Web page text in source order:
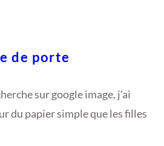
de porte
sur google image, j’ai
du papier simple que les filles